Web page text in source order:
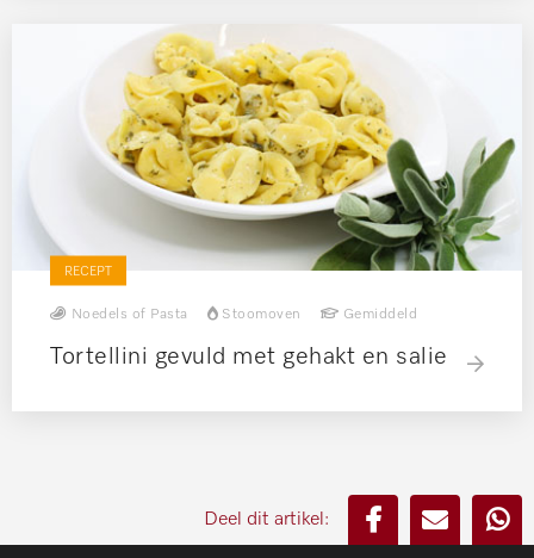
RECEPT
Noedels of Pasta Stoomoven Gemiddeld
Tortellini gevuld met gehakt en salie
Deel dit artikel: